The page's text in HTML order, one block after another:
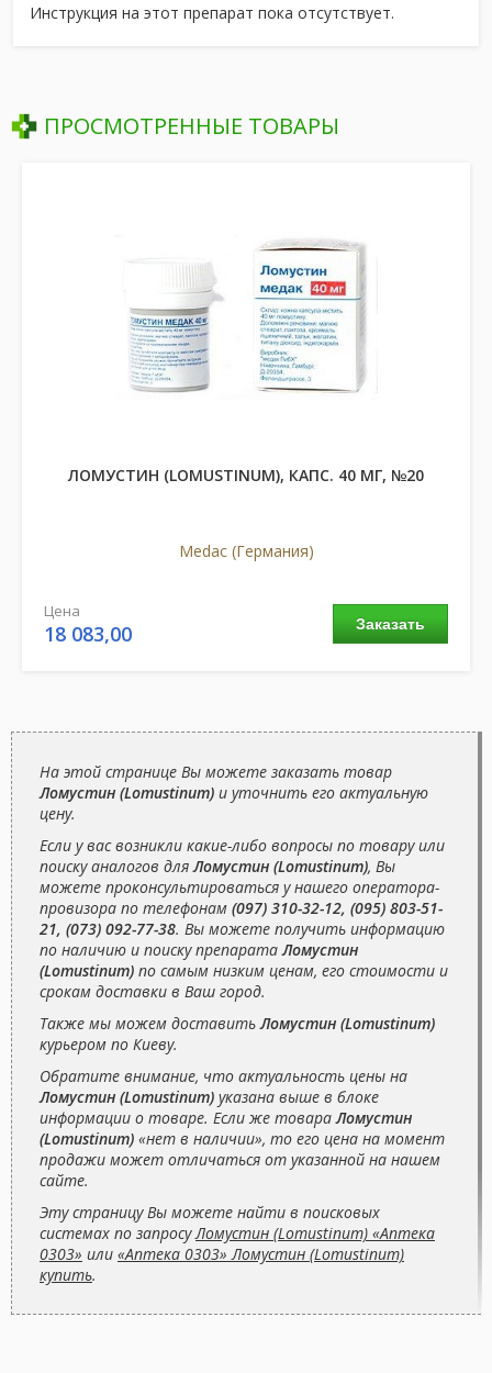
Инструкция на этот препарат пока отсутствует.
ПРОСМОТРЕННЫЕ ТОВАРЫ
ЛОМУСТИН (LOMUSTINUM), КАПС. 40 МГ, №20
Medac (Германия)
Заказать
Цена
18 083,00
На этой странице Вы можете заказать товар
Ломустин (Lomustinum) и уточнить его актуальную
цену.
Если у вас возникли какие-либо вопросы по товару или
поиску аналогов дляЛомустин (Lomustinum), Вы
можете проконсультироваться у нашего оператора-
провизора по телефонам (097) 310-32-12, (095) 803-51-
21, (073) 092-77-38. Вы можете получить информацию
по наличию и поиску препаратаЛомустин
(Lomustinum) по самым низким ценам, его стоимости и
срокам доставки в Ваш город.
Также мы можем доставитьЛомустин (Lomustinum)
курьером по Киеву.
Обратите внимание, что актуальность цены на
Ломустин (Lomustinum) указана выше в блоке
информации о товаре. Если же товараЛомустин
(Lomustinum) «нет в наличии», то его цена на момент
продажи может отличаться от указанной на нашем
сайте.
Эту страницу Вы можете найти в поисковых
системах по запросуЛомустин (Lomustinum) «Аптека
0303» или «Аптека 0303» Ломустин (Lomustinum)
купить.